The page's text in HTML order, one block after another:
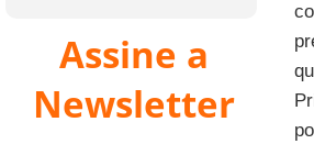
Assine a
Newsletter